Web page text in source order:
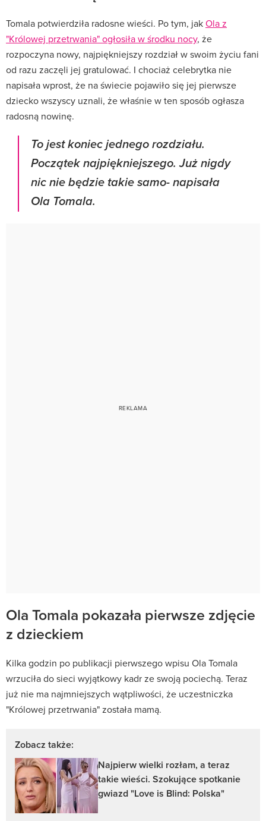
Tomala potwierdziła radosne wieści. Po tym, jakOla z
"Królowej przetrwania" ogłosiła w środku nocy, że
rozpoczyna nowy, najpiękniejszy rozdział w swoim życiu fani
od razu zaczęli jej gratulować. I chociaż celebrytka nie
napisała wprost, że na świecie pojawiło się jej pierwsze
dziecko wszyscy uznali, że właśnie w ten sposób ogłasza
radosną nowinę.
To jest koniec jednego rozdziału.
Początek najpiękniejszego. Już nigdy
nic nie będzie takie samo- napisała
Ola Tomala.
Ola Tomala pokazała pierwsze zdjęcie
z dzieckiem
Kilka godzin po publikacji pierwszego wpisu Ola Tomala
wrzuciła do sieci wyjątkowy kadr ze swoją pociechą. Teraz
już nie ma najmniejszych wątpliwości, że uczestniczka
"Królowej przetrwania" została mamą.
Zobacz także:
Najpierw wielki rozłam, a teraz
takie wieści. Szokujące spotkanie
gwiazd "Love is Blind: Polska"